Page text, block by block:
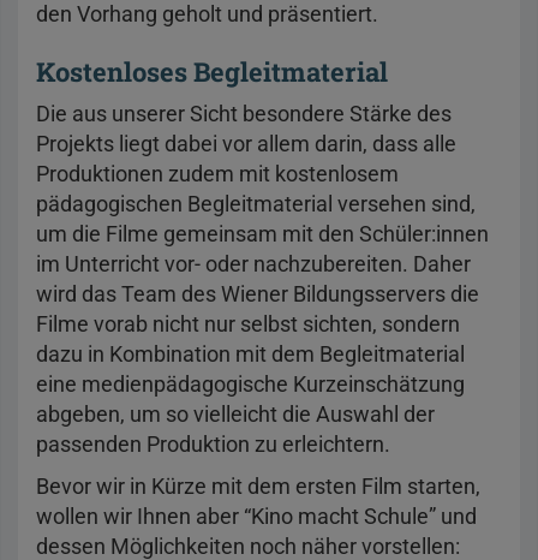
den Vorhang geholt und präsentiert.
Kostenloses Begleitmaterial
Die aus unserer Sicht besondere Stärke des
Projekts liegt dabei vor allem darin, dass alle
Produktionen zudem mit kostenlosem
pädagogischen Begleitmaterial versehen sind,
um die Filme gemeinsam mit den Schüler:innen
im Unterricht vor- oder nachzubereiten. Daher
wird das Team des Wiener Bildungsservers die
Filme vorab nicht nur selbst sichten, sondern
dazu in Kombination mit dem Begleitmaterial
eine medienpädagogische Kurzeinschätzung
abgeben, um so vielleicht die Auswahl der
passenden Produktion zu erleichtern.
Bevor wir in Kürze mit dem ersten Film starten,
wollen wir Ihnen aber “Kino macht Schule” und
dessen Möglichkeiten noch näher vorstellen: